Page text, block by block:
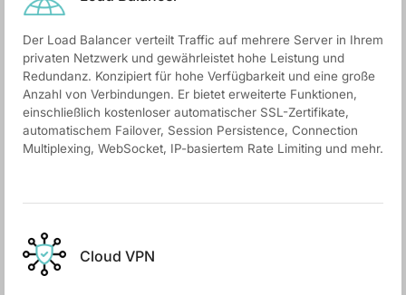
Der Load Balancer verteilt Traffic auf mehrere Server in Ihrem
privaten Netzwerk und gewährleistet hohe Leistung und
Redundanz. Konzipiert für hohe Verfügbarkeit und eine große
Anzahl von Verbindungen. Er bietet erweiterte Funktionen,
einschließlich kostenloser automatischer SSL-Zertifikate,
automatischem Failover, Session Persistence, Connection
Multiplexing, WebSocket, IP-basiertem Rate Limiting und mehr.
Cloud VPN